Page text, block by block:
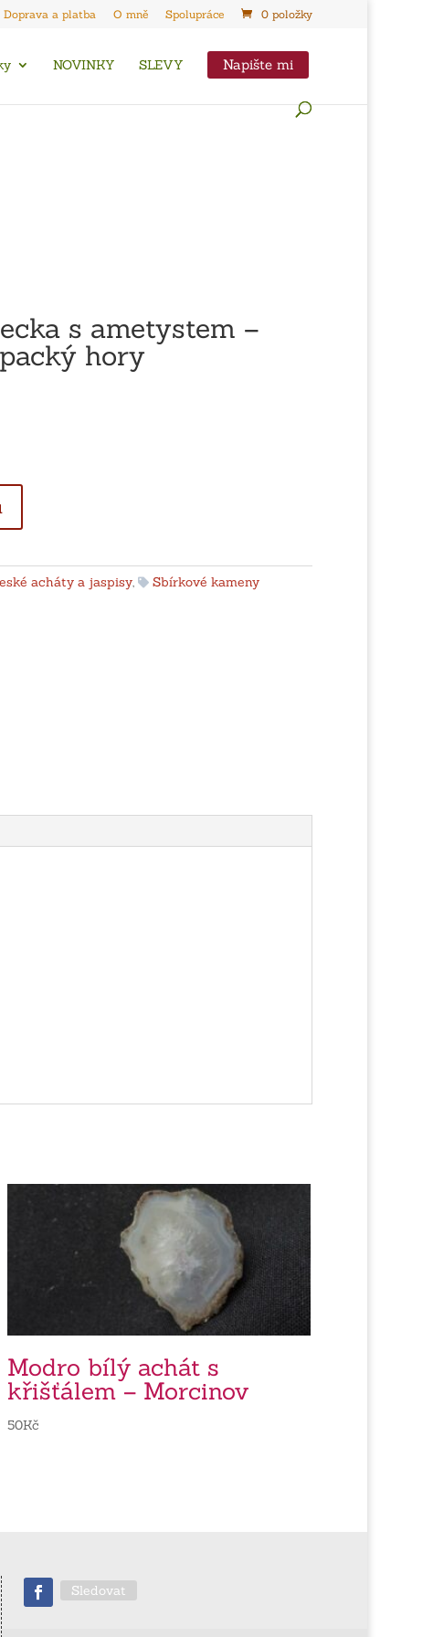
Doprava a platba O mně Spolupráce 0 položky
NOVINKY SLEVY Napište mi
s ametystem –
hory
acháty a jaspisy, Sbírkové kameny
Modro bílý achát s
křišťálem – Morcinov
50Kč
Sledovat